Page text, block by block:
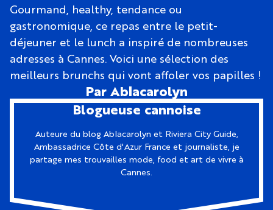
Gourmand, healthy, tendance ou
gastronomique, ce repas entre le petit-
déjeuner et le lunch a inspiré de nombreuses
adresses à Cannes. Voici une sélection des
meilleurs brunchs qui vont affoler vos papilles !
Par Ablacarolyn
Blogueuse cannoise
Auteure du blog Ablacarolyn et Riviera City Guide,
Ambassadrice Côte d'Azur France et journaliste, je
partage mes trouvailles mode, food et art de vivre à
Cannes.